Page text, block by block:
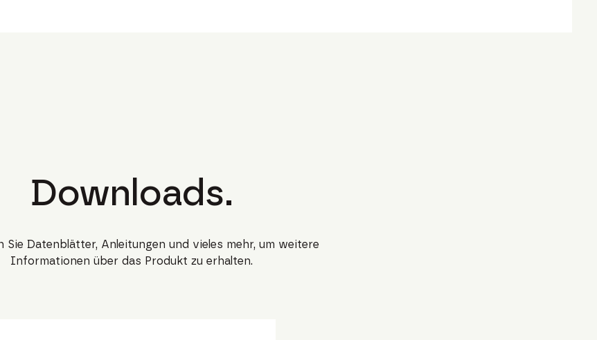
Downloads.
Sie Datenblätter, Anleitungen und vieles mehr, um weitere
Informationen über das Produkt zu erhalten.